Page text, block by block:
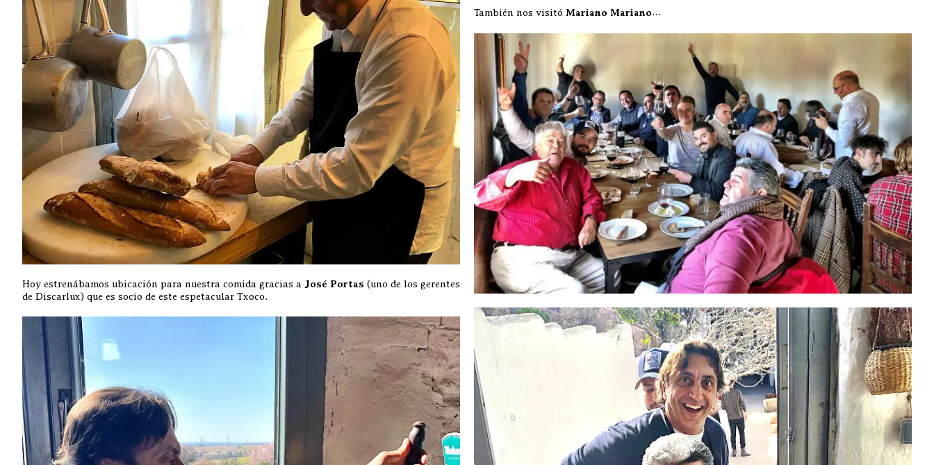
Hoy estrenábamos ubicación para nuestra comida gracias a José Portas (uno de los gerentes
de Discarlux) que es socio de este espetacular Txoco.
También nos visitó Mariano Mariano…